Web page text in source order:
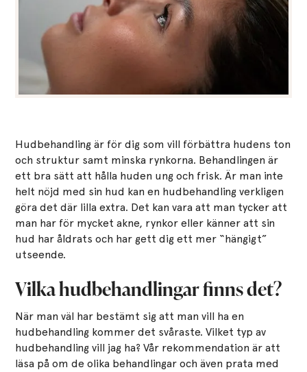
Hudbehandling är för dig som vill förbättra hudens ton
och struktur samt minska rynkorna. Behandlingen är
ett bra sätt att hålla huden ung och frisk. Är man inte
helt nöjd med sin hud kan en hudbehandling verkligen
göra det där lilla extra. Det kan vara att man tycker att
man har för mycket akne, rynkor eller känner att sin
hud har åldrats och har gett dig ett mer “hängigt”
utseende.
Vilka hudbehandlingar finns det?
När man väl har bestämt sig att man vill ha en
hudbehandling kommer det svåraste. Vilket typ av
hudbehandling vill jag ha? Vår rekommendation är att
läsa på om de olika behandlingar och även prata med